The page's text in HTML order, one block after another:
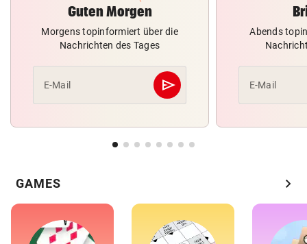
Guten Morgen
Morgens topinformiert über die
Nachrichten des Tages
E-Mail send
Abschicken
Abends
E-Mail
GAMES chevron_right